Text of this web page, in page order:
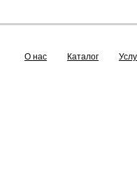
О нас Каталог